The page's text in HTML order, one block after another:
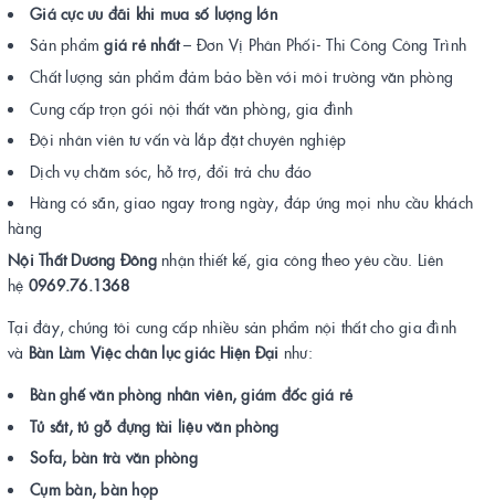
Giá cực ưu đãi khi mua số lượng lớn
Sản phẩmgiá rẻ nhất– Đơn Vị Phân Phối- Thi Công Công Trình
Chất lượng sản phẩm đảm bảo bền với môi trường văn phòng
Cung cấp trọn gói nội thất văn phòng, gia đình
Đội nhân viên tư vấn và lắp đặt chuyên nghiệp
Dịch vụ chăm sóc, hỗ trợ, đổi trả chu đáo
Hàng có sẵn, giao ngay trong ngày, đáp ứng mọi nhu cầu khách
hàng
Nội Thất Dương Đôngnhận thiết kế, gia công theo yêu cầu. Liên
hệ 0969.76.1368
Tại đây, chúng tôi cung cấp nhiều sản phẩm nội thất cho gia đình
và Bàn Làm Việc chân lục giác Hiện Đại như:
Bàn ghế văn phòng nhân viên, giám đốc giá rẻ
Tủ sắt, tủ gỗ đựng tài liệu văn phòng
Sofa, bàn trà văn phòng
Cụm bàn, bàn họp